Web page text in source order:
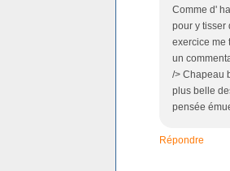
Comme d'
pour y tisser
exercice me
un
/> Chapeau
plus belle
pensée
Répondre